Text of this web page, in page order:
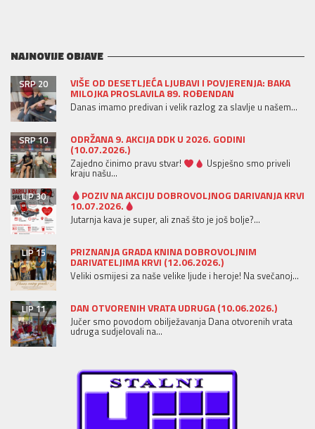
NAJNOVIJE OBJAVE
VIŠE OD DESETLJEĆA LJUBAVI I POVJERENJA: BAKA
MILOJKA PROSLAVILA 89. ROĐENDAN
SRP 20
Danas imamo predivan i velik razlog za slavlje u našem...
ODRŽANA 9. AKCIJA DDK U 2026. GODINI
(10.07.2026.)
SRP 10
Zajedno činimo pravu stvar!
Uspješno smo priveli
kraju našu...
POZIV NA AKCIJU DOBROVOLJNOG DARIVANJA KRVI
10.07.2026.
LIP 30
Jutarnja kava je super, ali znaš što je još bolje?...
PRIZNANJA GRADA KNINA DOBROVOLJNIM
DARIVATELJIMA KRVI (12.06.2026.)
LIP 15
Veliki osmijesi za naše velike ljude i heroje! Na svečanoj...
DAN OTVORENIH VRATA UDRUGA (10.06.2026.)
LIP 11
Jučer smo povodom obilježavanja Dana otvorenih vrata
udruga sudjelovali na...